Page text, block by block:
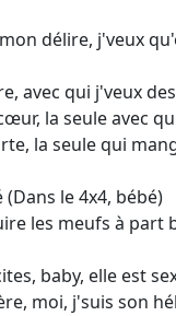
délire, j'veux
avec qui j'veux
la seule avec
la seule qui
(Dans le 4x4, bébé)
les meufs à part
baby, elle est
moi, j'suis son